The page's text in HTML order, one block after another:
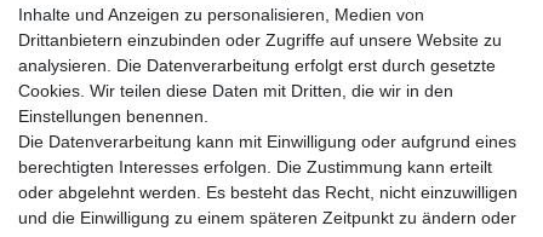
Wir versenden mit
Inhalte und Anzeigen zu personalisieren, Medien von
Drittanbietern einzubinden oder Zugriffe auf unsere Website zu
analysieren. Die Datenverarbeitung erfolgt erst durch gesetzte
Cookies. Wir teilen diese Daten mit Dritten, die wir in den
Einstellungen benennen.
Die Datenverarbeitung kann mit Einwilligung oder aufgrund eines
berechtigten Interesses erfolgen. Die Zustimmung kann erteilt
oder abgelehnt werden. Es besteht das Recht, nicht einzuwilligen
und die Einwilligung zu einem späteren Zeitpunkt zu ändern oder